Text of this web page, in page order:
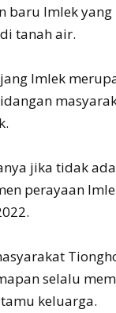
baru Imlek
tanah air.
Imlek
jika tidak
perayaan
selalu
keluarga.